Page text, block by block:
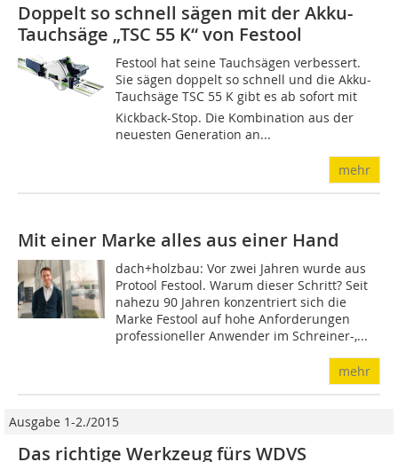
Doppelt so schnell sägen mit der Akku-
Tauchsäge „TSC 55 K“ von Festool
Festool hat seine Tauchsägen verbessert.
Sie sägen doppelt so schnell und die Akku-
Tauchsäge TSC 55 K gibt es ab sofort mit
Kickback-Stop. Die Kombination aus der
neuesten Generation an...
mehr
Mit einer Marke alles aus einer Hand
dach+holzbau: Vor zwei Jahren wurde aus
Protool Festool. Warum dieser Schritt? Seit
nahezu 90 Jahren konzentriert sich die
Marke Festool auf hohe Anforderungen
professioneller Anwender im Schreiner-,...
mehr
Ausgabe 1-2./2015
Das richtige Werkzeug fürs WDVS